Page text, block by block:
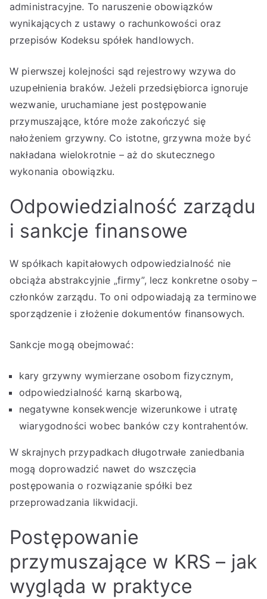
administracyjne. To naruszenie obowiązków
wynikających z ustawy o rachunkowości oraz
przepisów Kodeksu spółek handlowych.
W pierwszej kolejności sąd rejestrowy wzywa do
uzupełnienia braków. Jeżeli przedsiębiorca ignoruje
wezwanie, uruchamiane jest postępowanie
przymuszające, które może zakończyć się
nałożeniem grzywny. Co istotne, grzywna może być
nakładana wielokrotnie – aż do skutecznego
wykonania obowiązku.
Odpowiedzialność zarządu
i sankcje finansowe
W spółkach kapitałowych odpowiedzialność nie
obciąża abstrakcyjnie „firmy”, lecz konkretne osoby –
członków zarządu. To oni odpowiadają za terminowe
sporządzenie i złożenie dokumentów finansowych.
Sankcje mogą obejmować:
kary grzywny wymierzane osobom fizycznym,
odpowiedzialność karną skarbową,
negatywne konsekwencje wizerunkowe i utratę
wiarygodności wobec banków czy kontrahentów.
W skrajnych przypadkach długotrwałe zaniedbania
mogą doprowadzić nawet do wszczęcia
postępowania o rozwiązanie spółki bez
przeprowadzania likwidacji.
Postępowanie
przymuszające w KRS – jak
wygląda w praktyce